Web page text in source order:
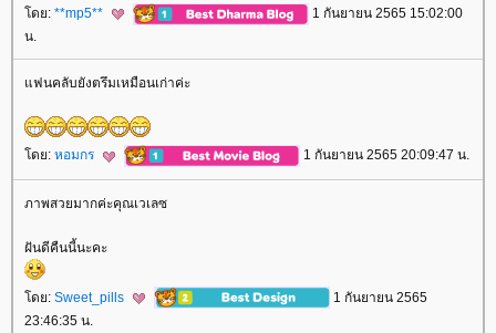
ดย: **mp5**
1 กันยายน 2565 15:02:00
น.
ฟนคลับยังตรึมเหมือนเก่าค่ะ
ดย: หอมกร 1 กันยายน 2565 20:09:47 น.
ภาพสวยมากค่ะคุณเวเลซ
ฝันดีคืนนี้นะคะ
ดย: Sweet_pills
1 กันยายน 2565
23:46:35 น.